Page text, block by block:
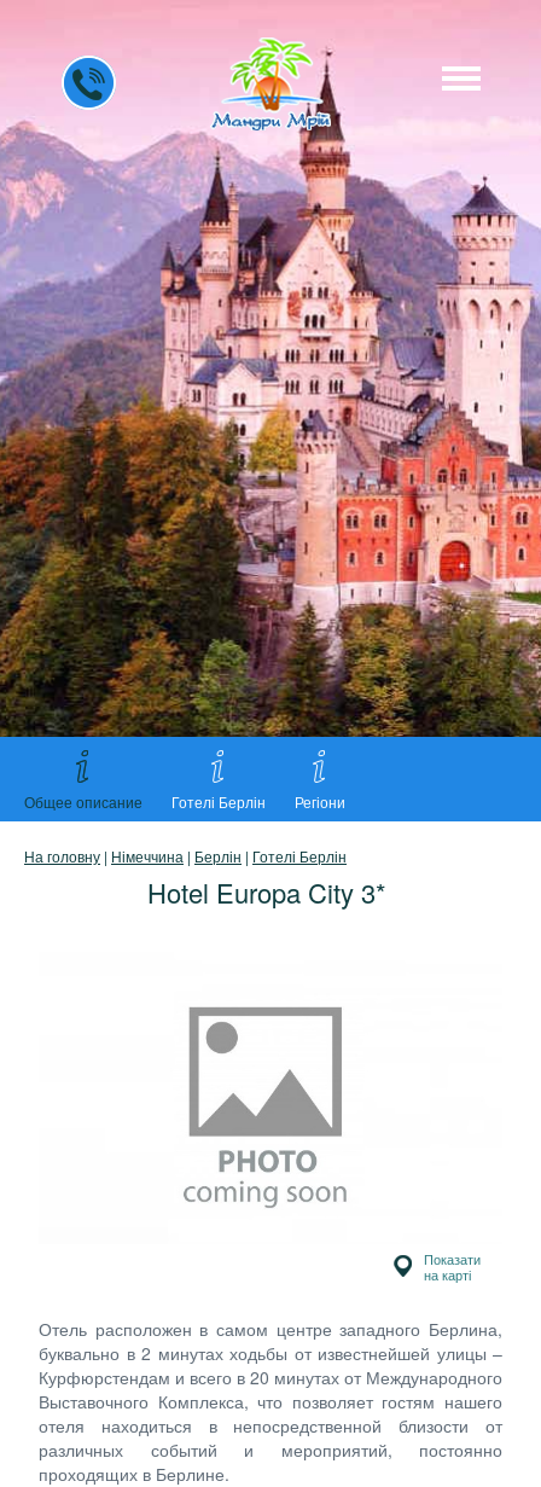
Общее описание Готелі Берлін Регіони
На головну | Німеччина | Берлін | Готелі Берлін
Hotel Europa City 3*
Показати
на карті
Отель расположен в самом центре западного Берлина,
буквально в 2 минутах ходьбы от известнейшей улицы –
Курфюрстендам и всего в 20 минутах от Международного
Выставочного Комплекса, что позволяет гостям нашего
отеля находиться в непосредственной близости от
различных событий и мероприятий, постоянно
проходящих в Берлине.